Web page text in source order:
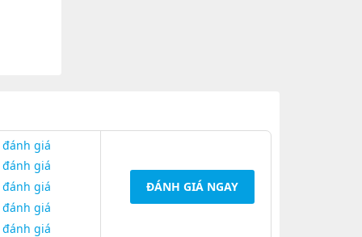
giá
giá
giá
giá
giá
ĐÁNH GIÁ NGAY